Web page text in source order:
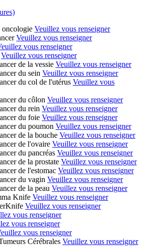
oncologie Veuillez vous renseigner
Veuillez vous renseigner
vous renseigner
Veuillez vous renseigner
de la vessie Veuillez vous renseigner
du sein Veuillez vous renseigner
du col de l'utérus Veuillez vous
du côlon Veuillez vous renseigner
du rein Veuillez vous renseigner
du foie Veuillez vous renseigner
du poumon Veuillez vous renseigner
de la bouche Veuillez vous renseigner
de l'ovaire Veuillez vous renseigner
du pancréas Veuillez vous renseigner
de la prostate Veuillez vous renseigner
de l'estomac Veuillez vous renseigner
du vagin Veuillez vous renseigner
de la peau Veuillez vous renseigner
Knife Veuillez vous renseigner
Veuillez vous renseigner
vous renseigner
vous renseigner
vous renseigner
Cérébrales Veuillez vous renseigner